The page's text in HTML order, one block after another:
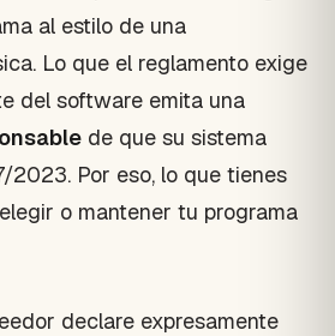
al estilo de una
Lo que el reglamento exige
del software emita una
de que su sistema
2023. Por eso, lo que tienes
o mantener tu programa
declare expresamente